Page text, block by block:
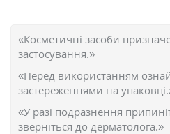
«Косметичні засоби
застосування.»
«Перед використанням
застереженнями на
«У разі подразнення
зверніться до дерматолога.»